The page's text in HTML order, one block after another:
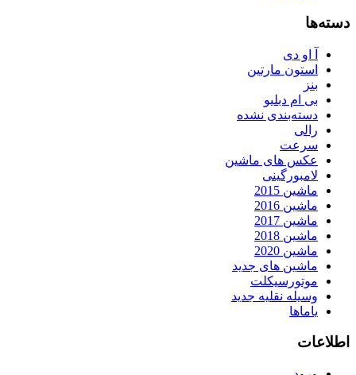
دسته‌ها
آ او دی
استون مارتین
بنز
بی ام دبلیو
دسته‌بندی نشده
رالی
سرعت
عکس های ماشین
لامبورگینی
ماشین 2015
ماشین 2016
ماشین 2017
ماشین 2018
ماشین 2020
ماشین های جدید
موتورسیکلت
وسیله نقلیه جدید
یاماها
اطلاعات